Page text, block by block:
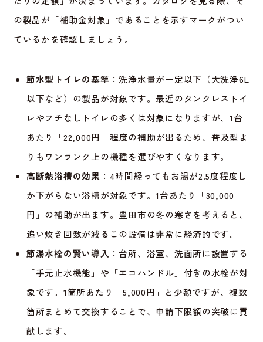
の製品が「補助金対象」であることを示すマークがつい
ているかを確認しましょう。
節水型トイレの基準 ：洗浄水量が一定以下（大洗浄6L
以下など）の製品が対象です。最近のタンクレストイ
レやフチなしトイレの多くは対象になりますが、1台
あたり「22,000円」程度の補助が出るため、普及型よ
りもワンランク上の機種を選びやすくなります。
高断熱浴槽の効果 ：4時間経ってもお湯が2.5度程度し
か下がらない浴槽が対象です。1台あたり「30,000
円」の補助が出ます。豊田市の冬の寒さを考えると、
追い炊き回数が減るこの設備は非常に経済的です。
節湯水栓の賢い導入 ：台所、浴室、洗面所に設置する
「手元止水機能」や「エコハンドル」付きの水栓が対
象です。1箇所あたり「5,000円」と少額ですが、複数
箇所まとめて交換することで、申請下限額の突破に貢
献します。